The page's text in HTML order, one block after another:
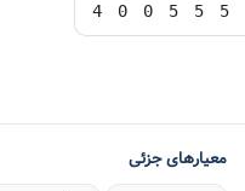
4 0 0 5 5 5
معیارهای جزئی